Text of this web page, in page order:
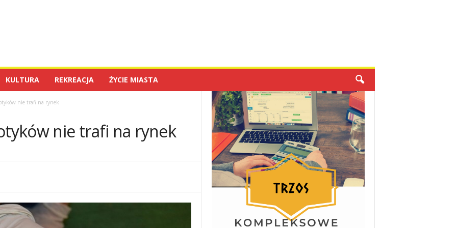
KULTURA REKREACJA ŻYCIE MIASTA
nie trafi na rynek
nie trafi na rynek